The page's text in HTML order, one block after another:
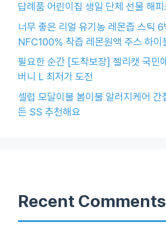
답례품 어린이집 생일 단체 선물 해
너무 좋은 리얼 유기농 레몬즙 스틱
NFC100% 착즙 레몬원액 주스 하이
필요한 순간 [도착보장] 젤리캣 국민
버니 L 최저가 도전
셀럽 모달이불 봄이불 알러지케어 간
든 SS 추천해요
Recent Comments